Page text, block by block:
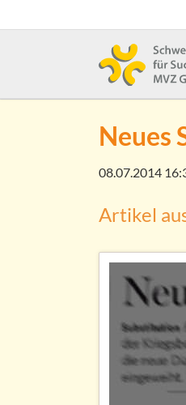
Neues
08.07.2014
Artikel